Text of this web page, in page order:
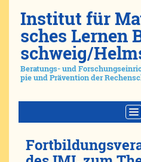
Ins­ti­tut für
sches Ler­nen
schweig/​
Be­ra­tungs- und
pie und Prä­ven­ti­on der